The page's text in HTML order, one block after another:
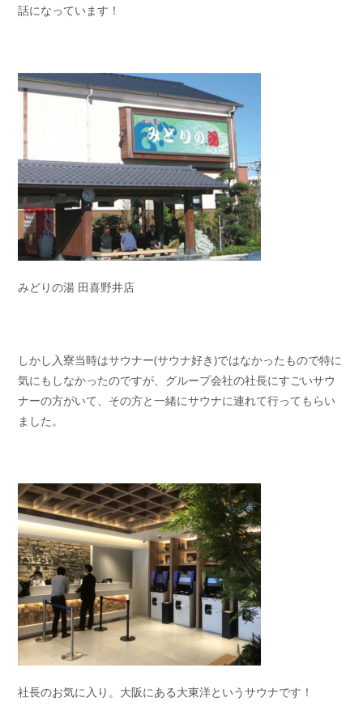
話になっています！
みどりの湯 田喜野井店
しかし入寮当時はサウナー(サウナ好き)ではなかったもので特に
気にもしなかったのですが、グループ会社の社長にすごいサウ
ナーの方がいて、その方と一緒にサウナに連れて行ってもらい
ました。
社長のお気に入り。大阪にある大東洋というサウナです！